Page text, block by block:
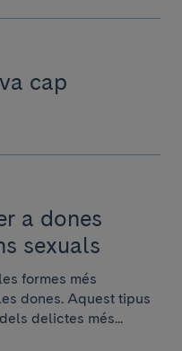
cap
a dones
sexuals
formes més
dones. Aquest tipus
delictes més...